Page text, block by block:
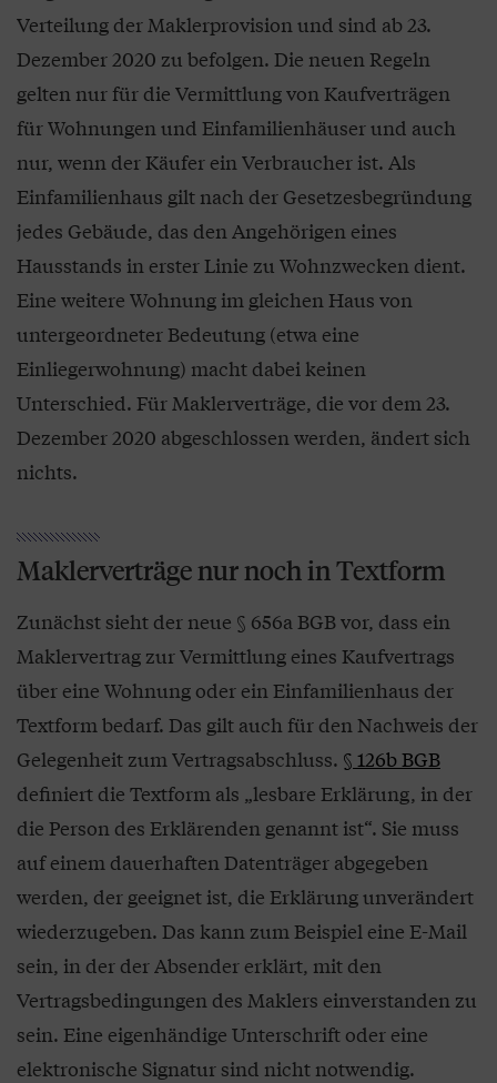
Verteilung der Maklerprovision und sind ab 23.
Dezember 2020 zu befolgen. Die neuen Regeln
gelten nur für die Vermittlung von Kaufverträgen
für Wohnungen und Einfamilienhäuser und auch
nur, wenn der Käufer ein Verbraucher ist. Als
Einfamilienhaus gilt nach der Gesetzesbegründung
jedes Gebäude, das den Angehörigen eines
Hausstands in erster Linie zu Wohnzwecken dient.
Eine weitere Wohnung im gleichen Haus von
untergeordneter Bedeutung (etwa eine
Einliegerwohnung) macht dabei keinen
Unterschied. Für Maklerverträge, die vor dem 23.
Dezember 2020 abgeschlossen werden, ändert sich
nichts.
Maklerverträge nur noch in Textform
Zunächst sieht der neue § 656a BGB vor, dass ein
Maklervertrag zur Vermittlung eines Kaufvertrags
über eine Wohnung oder ein Einfamilienhaus der
Textform bedarf. Das gilt auch für den Nachweis der
Gelegenheit zum Vertragsabschluss. § 126b BGB
definiert die Textform als „lesbare Erklärung, in der
die Person des Erklärenden genannt ist“. Sie muss
auf einem dauerhaften Datenträger abgegeben
werden, der geeignet ist, die Erklärung unverändert
wiederzugeben. Das kann zum Beispiel eine E-Mail
sein, in der der Absender erklärt, mit den
Vertragsbedingungen des Maklers einverstanden zu
sein. Eine eigenhändige Unterschrift oder eine
elektronische Signatur sind nicht notwendig.